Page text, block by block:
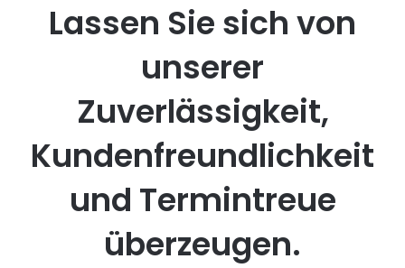
Lassen Sie sich von
unserer
Zuverlässigkeit,
Kundenfreundlichkeit
und Termintreue
überzeugen.